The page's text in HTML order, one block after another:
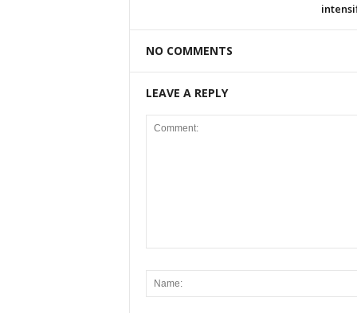
NO COMMENTS
LEAVE A REPLY